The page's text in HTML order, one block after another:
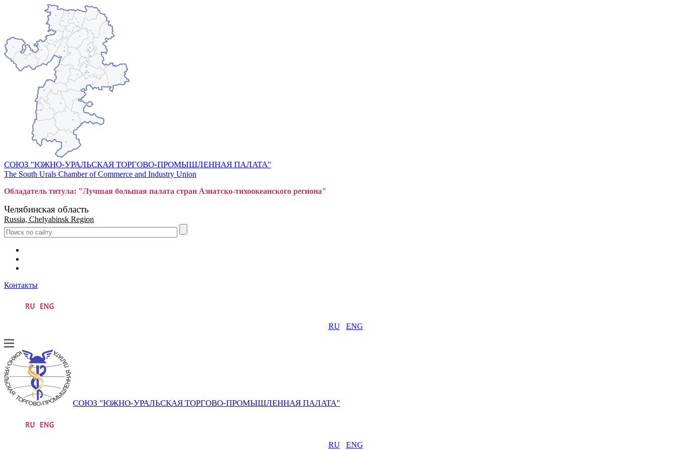
СОЮЗ "ЮЖНО-УРАЛЬСКАЯ ТОРГОВО-ПРОМЫШЛЕННАЯ ПАЛАТА"
The South Urals Chamber of Commerce and Industry Union
Обладатель титула: "Лучшая большая палата стран Азиатско-тихоокеанского региона"
Челябинская область
Russia, Chelyabinsk Region
Контакты
RU ENG
СОЮЗ "ЮЖНО-УРАЛЬСКАЯ ТОРГОВО-ПРОМЫШЛЕННАЯ ПАЛАТА"
RU ENG